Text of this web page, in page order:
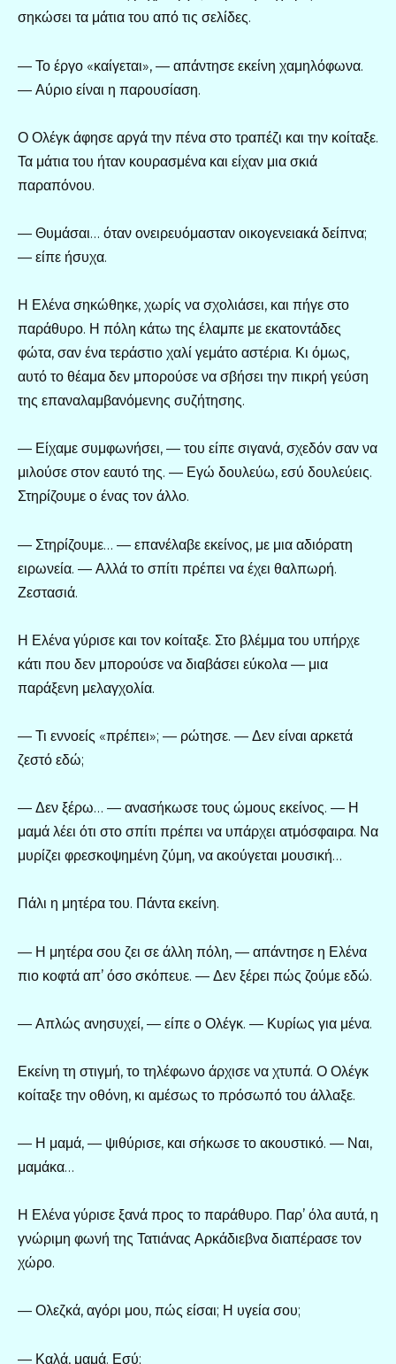
σηκώσει τα μάτια του από τις σελίδες.
— Το έργο «καίγεται», — απάντησε εκείνη χαμηλόφωνα.
— Αύριο είναι η παρουσίαση.
Ο Ολέγκ άφησε αργά την πένα στο τραπέζι και την κοίταξε.
Τα μάτια του ήταν κουρασμένα και είχαν μια σκιά
παραπόνου.
— Θυμάσαι… όταν ονειρευόμασταν οικογενειακά δείπνα;
— είπε ήσυχα.
Η Ελένα σηκώθηκε, χωρίς να σχολιάσει, και πήγε στο
παράθυρο. Η πόλη κάτω της έλαμπε με εκατοντάδες
φώτα, σαν ένα τεράστιο χαλί γεμάτο αστέρια. Κι όμως,
αυτό το θέαμα δεν μπορούσε να σβήσει την πικρή γεύση
της επαναλαμβανόμενης συζήτησης.
— Είχαμε συμφωνήσει, — του είπε σιγανά, σχεδόν σαν να
μιλούσε στον εαυτό της. — Εγώ δουλεύω, εσύ δουλεύεις.
Στηρίζουμε ο ένας τον άλλο.
— Στηρίζουμε… — επανέλαβε εκείνος, με μια αδιόρατη
ειρωνεία. — Αλλά το σπίτι πρέπει να έχει θαλπωρή.
Ζεστασιά.
Η Ελένα γύρισε και τον κοίταξε. Στο βλέμμα του υπήρχε
κάτι που δεν μπορούσε να διαβάσει εύκολα — μια
παράξενη μελαγχολία.
— Τι εννοείς «πρέπει»; — ρώτησε. — Δεν είναι αρκετά
ζεστό εδώ;
— Δεν ξέρω… — ανασήκωσε τους ώμους εκείνος. — Η
μαμά λέει ότι στο σπίτι πρέπει να υπάρχει ατμόσφαιρα. Να
μυρίζει φρεσκοψημένη ζύμη, να ακούγεται μουσική…
Πάλι η μητέρα του. Πάντα εκείνη.
— Η μητέρα σου ζει σε άλλη πόλη, — απάντησε η Ελένα
πιο κοφτά απ’ όσο σκόπευε. — Δεν ξέρει πώς ζούμε εδώ.
— Απλώς ανησυχεί, — είπε ο Ολέγκ. — Κυρίως για μένα.
Εκείνη τη στιγμή, το τηλέφωνο άρχισε να χτυπά. Ο Ολέγκ
κοίταξε την οθόνη, κι αμέσως το πρόσωπό του άλλαξε.
— Η μαμά, — ψιθύρισε, και σήκωσε το ακουστικό. — Ναι,
μαμάκα…
Η Ελένα γύρισε ξανά προς το παράθυρο. Παρ’ όλα αυτά, η
γνώριμη φωνή της Τατιάνας Αρκάδιεβνα διαπέρασε τον
χώρο.
— Ολεζκά, αγόρι μου, πώς είσαι; Η υγεία σου;
— Καλά, μαμά. Εσύ;